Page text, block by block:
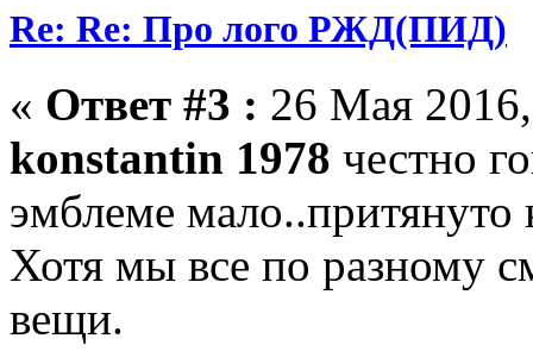
Re: Re: Про лого РЖД(ПИД)
« Ответ #3 : 26 Мая
konstantin 1978 честно
эмблеме мало..притянуто
Хотя мы все по разному
вещи.